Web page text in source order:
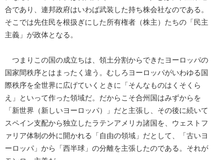
合であり、連邦政府はいわば武装した持ち株会社なのである。
そこでは先住民を根扱ぎにした所有権者（株主）たちの「民主
主義」が政体となる。
つまりこの国の成立ちは、領土分割からできたヨーロッパの
国家間秩序とはまったく違う。むしろヨーロッパがいわゆる国
際秩序を全世界に広げていくときに「そんなものはくそくら
え」といって作った領域だ。だからこそ合州国はみずからを
「新世界（新しいヨーロッパ）」だと主張し、その後に続いて
スペイン支配から独立したラテンアメリカ諸国を、ウェストフ
ァリア体制の外に開かれる「自由の領域」だとして、「古いヨ
ーロッパ」から「西半球」の分離を主張したのである。それが